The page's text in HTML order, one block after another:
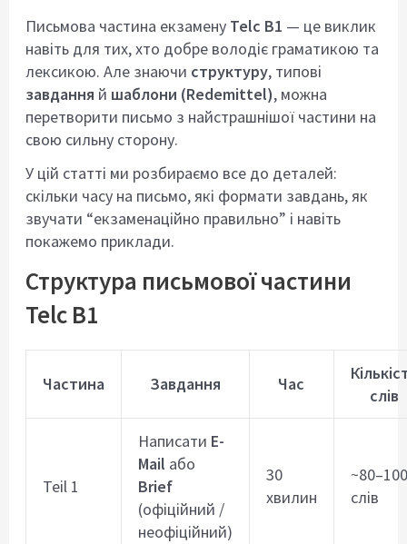
Письмова частина екзамену Telc B1 — це виклик
навіть для тих, хто добре володіє граматикою та
лексикою. Але знаючи структуру, типові
завдання й шаблони (Redemittel), можна
перетворити письмо з найстрашнішої частини на
свою сильну сторону.
У цій статті ми розбираємо все до деталей:
скільки часу на письмо, які формати завдань, як
звучати “екзаменаційно правильно” і навіть
покажемо приклади.
Структура письмової частини
Telc B1
Частина Завдання Час
слів
Teil 1
Написати E-
Mail або
Brief
(офіційний /
неофіційний)
30
хвилин
~80–100
слів